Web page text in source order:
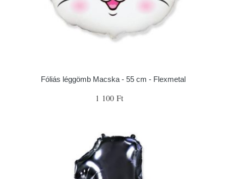
Fóliás léggömb Macska - 55 cm - Flexmetal
1 100 Ft